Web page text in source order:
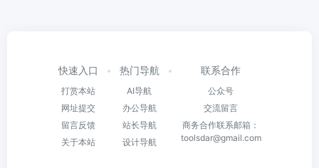
快速入口
打赏本站
网址提交
留言反馈
关于本站
热门导航
AI导航
办公导航
站长导航
设计导航
联系合作
公众号
交流留言
商务合作联系邮箱：
toolsdar@gmail.com